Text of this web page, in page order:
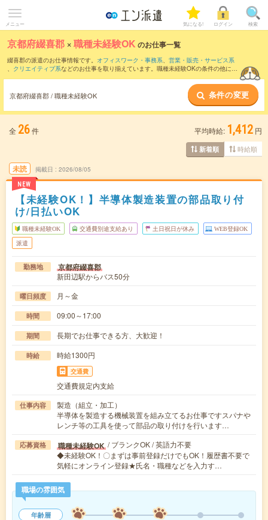
メニュー 気になる! ログイン 検索
京都府綴喜郡 ×職種未経験OK のお仕事一覧
綴喜郡の派遣のお仕事情報です。 オフィスワーク・事務系、 営業・販売・サービス系
、 クリエイティブ系などのお仕事を取り揃えています。職種未経験OKの条件の他に、
京都府綴喜郡 / 職種未経験OK 条件の変更
全 26件 平均時給: 1,412 円
新着順 時給順
未読
NEW
掲載日 2026/08/05
【未経験OK！】半導体製造装置の部品取り付
け/日払いOK
職種未経験OK 交通費別途支給あり 土日祝日が休み WEB登録OK
派遣
勤務地 京都府綴喜郡
新田辺駅からバス50分
曜日頻度 月～金
時間 09:00～17:00
期間 長期でお仕事できる方、大歓迎！
時給 時給1300円
交通費
交通費規定内支給
仕事内容
製造（組立・加工）
半導体を製造する機械装置を組み立てるお仕事ですスパナや
レンチ等の工具を使って部品の取り付けを行います…
応募資格 職種未経験OK / ブランクOK / 英語力不要
◆未経験OK！〇まずは事前登録だけでもOK！履歴書不要で
気軽にオンライン登録★氏名・職種などを入力す…
職場の雰囲気
年齢層